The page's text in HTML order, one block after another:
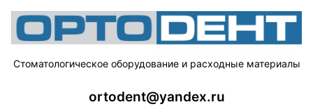
Стоматологическое оборудование и расходные материалы
ortodent@yandex.ru